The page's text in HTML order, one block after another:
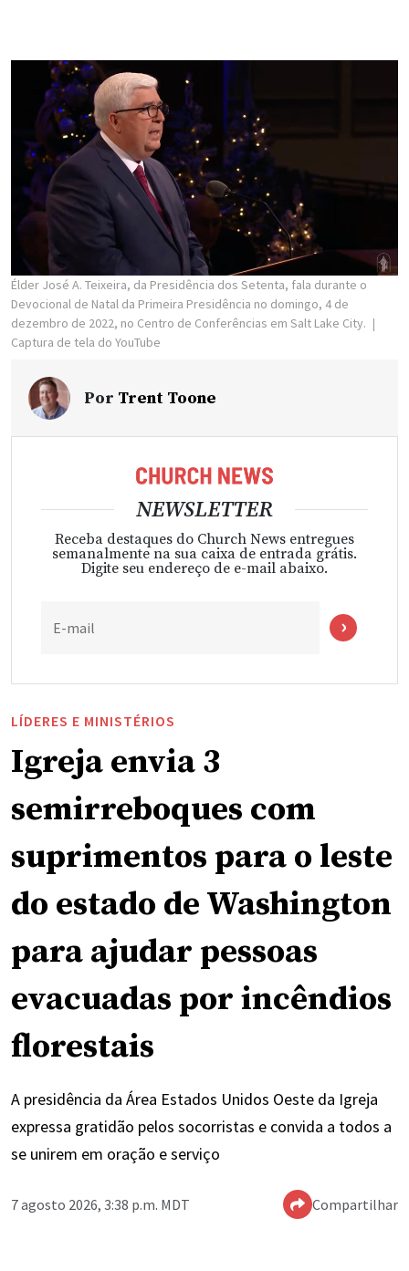
Élder José A. Teixeira, da Presidência dos Setenta, fala durante o
Devocional de Natal da Primeira Presidência no domingo, 4 de
dezembro de 2022, no Centro de Conferências em Salt Lake City.
Captura de tela do YouTube
Por Trent Toone
NEWSLETTER
Receba destaques do Church News entregues
semanalmente na sua caixa de entrada grátis.
Digite seu endereço de e-mail abaixo.
E-mail
LÍDERES E MINISTÉRIOS
Igreja envia 3
semirreboques com
suprimentos para o leste
do estado de Washington
para ajudar pessoas
evacuadas por incêndios
florestais
A presidência da Área Estados Unidos Oeste da Igreja
expressa gratidão pelos socorristas e convida a todos a
se unirem em oração e serviço
7 agosto 2026, 3:38 p.m. MDT Compartilhar